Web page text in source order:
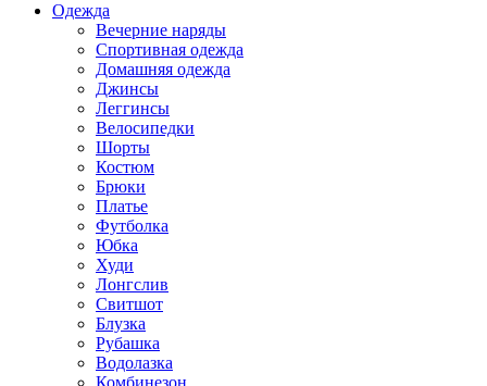
Одежда
Вечерние наряды
Спортивная одежда
Домашняя одежда
Джинсы
Леггинсы
Велосипедки
Шорты
Костюм
Брюки
Платье
Футболка
Юбка
Худи
Лонгслив
Свитшот
Блузка
Рубашка
Водолазка
Комбинезон